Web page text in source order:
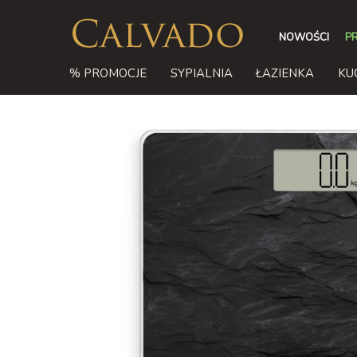
NOWOŚCI
% PROMOCJE SYPIALNIA ŁAZIENKA